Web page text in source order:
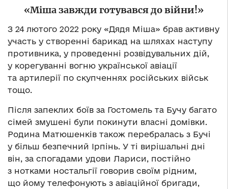
«Міша завжди готувався до війни!»
З 24 лютого 2022 року «Дядя Міша» брав активну
участь у створенні барикад на шляхах наступу
противника, у проведенні розвідувальних дій,
у корегуванні вогню української авіації
та артилерії по скупченнях російських військ
тощо.
Після запеклих боїв за Гостомель та Бучу багато
сімей змушені були покинути власні домівки.
Родина Матюшенків також перебралась з Бучі
у більш безпечний Ірпінь. У ті вирішальні дні
він, за спогадами удови Лариси, постійно
з нотками ностальгії говорив своїм рідним,
що йому телефонують з авіаційної бригади,